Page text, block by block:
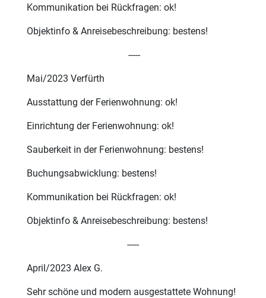
Kommunikation bei Rückfragen: ok!
Objektinfo & Anreisebeschreibung: bestens!
-----
Mai/2023 Verfürth
Ausstattung der Ferienwohnung: ok!
Einrichtung der Ferienwohnung: ok!
Sauberkeit in der Ferienwohnung: bestens!
Buchungsabwicklung: bestens!
Kommunikation bei Rückfragen: ok!
Objektinfo & Anreisebeschreibung: bestens!
-----
April/2023 Alex G.
Sehr schöne und modern ausgestattete Wohnung!